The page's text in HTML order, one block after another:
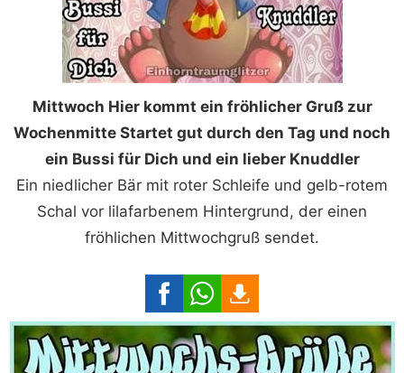
Mittwoch Hier kommt ein fröhlicher Gruß zur
Wochenmitte Startet gut durch den Tag und noch
ein Bussi für Dich und ein lieber Knuddler
Ein niedlicher Bär mit roter Schleife und gelb-rotem
Schal vor lilafarbenem Hintergrund, der einen
fröhlichen Mittwochgruß sendet.